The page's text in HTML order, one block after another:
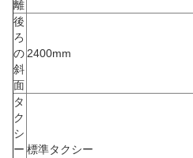
離
後
ろ
の
斜
面
2400mm
タ
ク
シ
ー 標準タクシー